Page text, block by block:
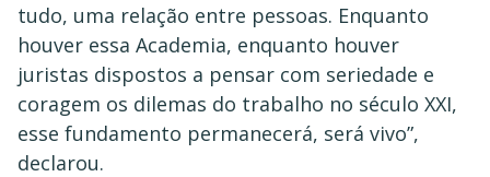
tudo, uma relação entre pessoas. Enquanto
houver essa Academia, enquanto houver
juristas dispostos a pensar com seriedade e
coragem os dilemas do trabalho no século XXI,
esse fundamento permanecerá, será vivo”,
declarou.